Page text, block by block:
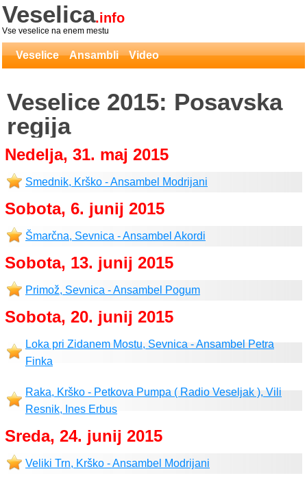
Veselica.info
Vse veselice na enem mestu
Veselice Ansambli Video
Veselice 2015: Posavska
regija
Nedelja, 31. maj 2015
Smednik, Krško - Ansambel Modrijani
Sobota, 6. junij 2015
Šmarčna, Sevnica - Ansambel Akordi
Sobota, 13. junij 2015
Primož, Sevnica - Ansambel Pogum
Sobota, 20. junij 2015
Loka pri Zidanem Mostu, Sevnica - Ansambel Petra
Finka
Raka, Krško - Petkova Pumpa ( Radio Veseljak ), Vili
Resnik, Ines Erbus
Sreda, 24. junij 2015
Veliki Trn, Krško - Ansambel Modrijani